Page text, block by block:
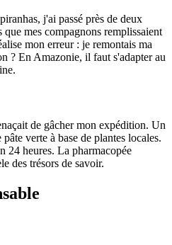
j'ai passé près de deux
que mes compagnons remplissaient
mon erreur : je remontais ma
? En Amazonie, il faut s'adapter au
de gâcher mon expédition. Un
verte à base de plantes locales.
24 heures. La pharmacopée
des trésors de savoir.